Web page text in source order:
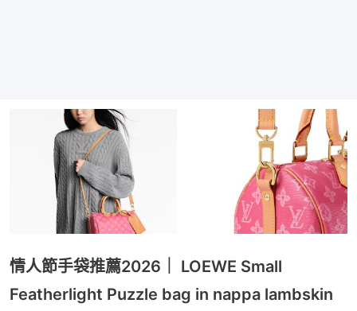
情人節手袋推薦2026｜ LOEWE Small
Featherlight Puzzle bag in nappa lambskin